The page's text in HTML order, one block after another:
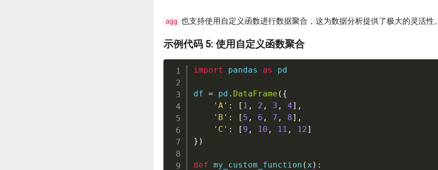
agg 也支持使用自定义函数进行数据聚合，这为数据分析提供了极大的灵活性。
示例代码 5: 使用自定义函数聚合
import pandas as pd
df = pd . DataFrame ( {
'A' : [ 1 , 2 , 3 , 4] ,
'B' : [ 5 , 6 , 7 , 8] ,
'C' : [ 9 , 10 , 11 , 12]
} )
def my_custom_function ( x ) :